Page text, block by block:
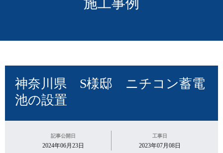
施工事例
神奈川県 S様邸 ニチコン蓄電
池の設置
記事公開日
2024年06月23日
工事日
2023年07月08日